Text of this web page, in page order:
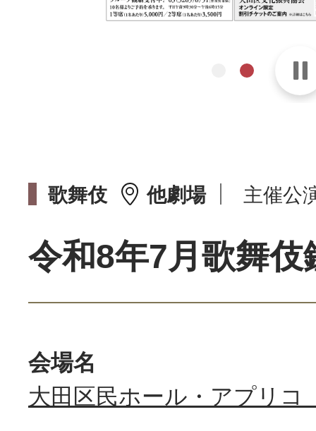
歌舞伎 他劇場 主催公
令和8年7月歌舞伎
会場名
大田区民ホール・アプリ